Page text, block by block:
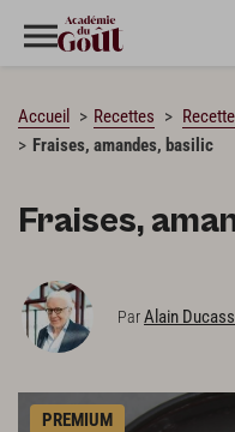
Accueil Recettes
Fraises, amandes, basilic
Fraises,
ParAlain
PREMIUM
CHARGEMENT…